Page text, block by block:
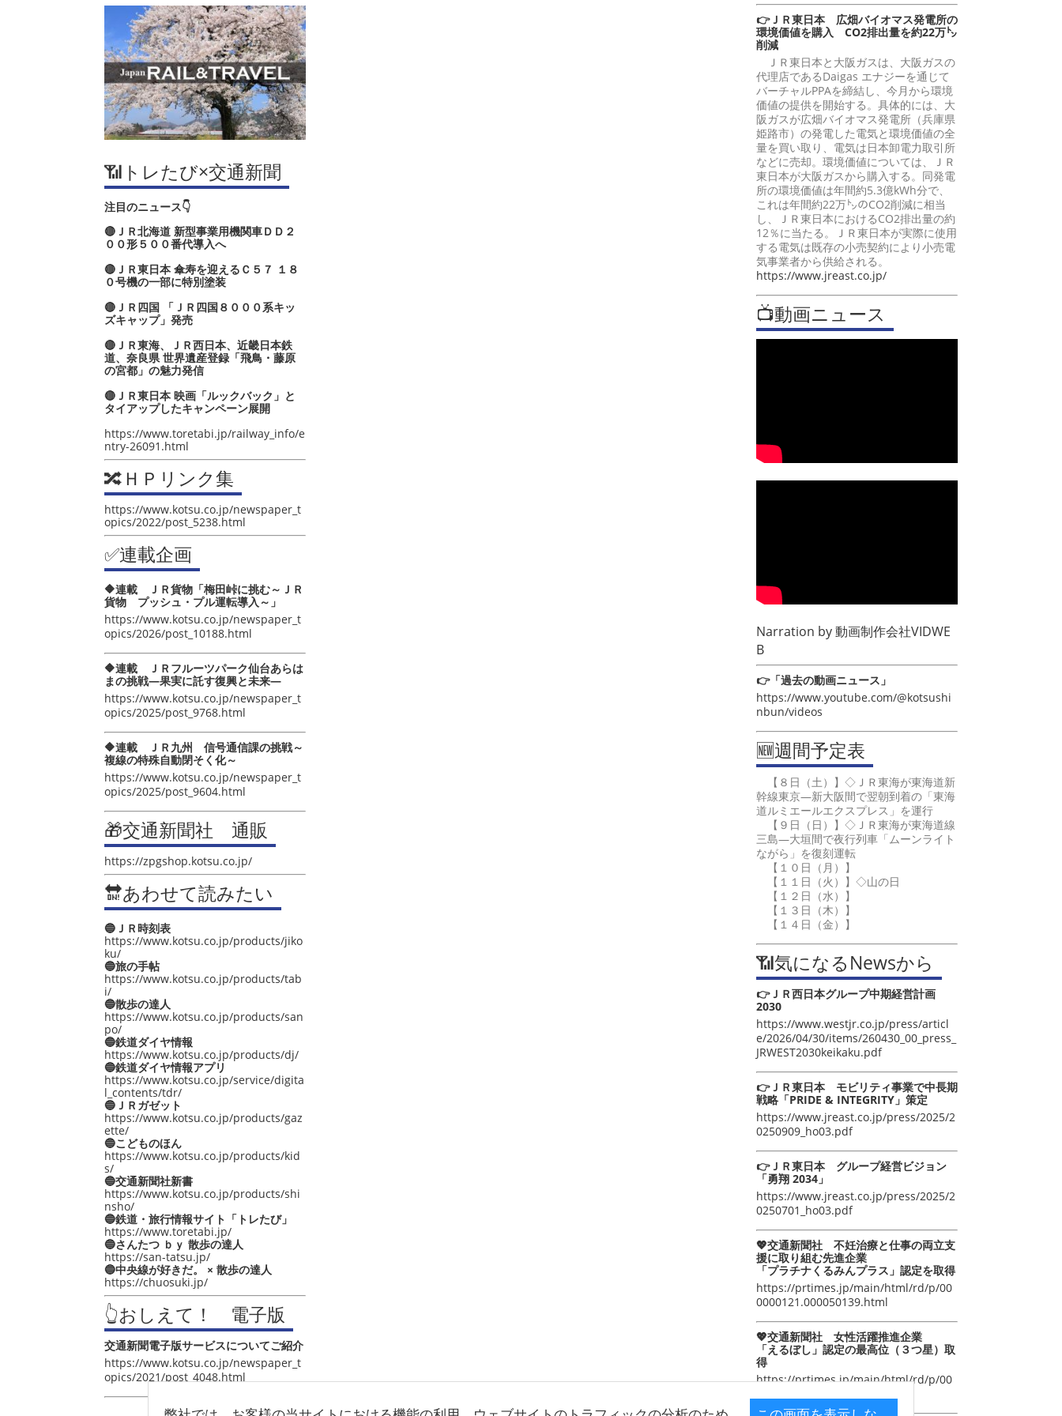
📶トレたび×交通新聞
注目のニュース👇
🔴ＪＲ北海道 新型事業用機関車ＤＤ２
００形５００番代導入へ
🔴ＪＲ東日本 傘寿を迎えるＣ５７ １８
０号機の一部に特別塗装
🔴ＪＲ四国 「ＪＲ四国８０００系キッ
ズキャップ」発売
🔴ＪＲ東海、ＪＲ西日本、近畿日本鉄
道、奈良県 世界遺産登録「飛鳥・藤原
の宮都」の魅力発信
🔴ＪＲ東日本 映画「ルックバック」と
タイアップしたキャンペーン展開
https://www.toretabi.jp/railway_info/e
ntry-26091.html
🔀ＨＰリンク集
https://www.kotsu.co.jp/newspaper_t
opics/2022/post_5238.html
✅連載企画
🔶連載 ＪＲ貨物「梅田峠に挑む～ＪＲ
貨物 プッシュ・プル運転導入～」
https://www.kotsu.co.jp/newspaper_t
opics/2026/post_10188.html
🔶連載 ＪＲフルーツパーク仙台あらは
まの挑戦―果実に託す復興と未来―
https://www.kotsu.co.jp/newspaper_t
opics/2025/post_9768.html
🔶連載 ＪＲ九州 信号通信課の挑戦～
複線の特殊自動閉そく化～
https://www.kotsu.co.jp/newspaper_t
opics/2025/post_9604.html
🎁交通新聞社 通販
https://zpgshop.kotsu.co.jp/
🔛あわせて読みたい
🔵ＪＲ時刻表
https://www.kotsu.co.jp/products/jiko
ku/
🔵旅の手帖
https://www.kotsu.co.jp/products/tab
i/
🔵散歩の達人
https://www.kotsu.co.jp/products/san
po/
🔵鉄道ダイヤ情報
https://www.kotsu.co.jp/products/dj/
🔵鉄道ダイヤ情報アプリ
https://www.kotsu.co.jp/service/digita
l_contents/tdr/
🔵ＪＲガゼット
https://www.kotsu.co.jp/products/gaz
ette/
🔵こどものほん
https://www.kotsu.co.jp/products/kid
s/
🔵交通新聞社新書
https://www.kotsu.co.jp/products/shi
nsho/
🔵鉄道・旅行情報サイト「トレたび」
https://www.toretabi.jp/
🔵さんたつ ｂｙ 散歩の達人
https://san-tatsu.jp/
🔵中央線が好きだ。 × 散歩の達人
https://chuosuki.jp/
👆おしえて！ 電子版
交通新聞電子版サービスについてご紹介
https://www.kotsu.co.jp/newspaper_t
opics/2021/post_4048.html
👉ＪＲ東日本 広畑バイオマス発電所の
環境価値を購入 CO2排出量を約22万㌧
削減
ＪＲ東日本と大阪ガスは、大阪ガスの
代理店であるDaigas エナジーを通じて
バーチャルPPAを締結し、今月から環境
価値の提供を開始する。具体的には、大
阪ガスが広畑バイオマス発電所（兵庫県
姫路市）の発電した電気と環境価値の全
量を買い取り、電気は日本卸電力取引所
などに売却。環境価値については、ＪＲ
東日本が大阪ガスから購入する。同発電
所の環境価値は年間約5.3億kWh分で、
これは年間約22万㌧のCO2削減に相当
し、ＪＲ東日本におけるCO2排出量の約
12％に当たる。ＪＲ東日本が実際に使用
する電気は既存の小売契約により小売電
気事業者から供給される。
https://www.jreast.co.jp/
📺動画ニュース
Narration by動画制作会社VIDWE
B
👉「過去の動画ニュース」
https://www.youtube.com/@kotsushi
nbun/videos
🆕週間予定表
【８日（土）】◇ＪＲ東海が東海道新
幹線東京―新大阪間で翌朝到着の「東海
道ルミエールエクスプレス」を運行
【９日（日）】◇ＪＲ東海が東海道線
三島―大垣間で夜行列車「ムーンライト
ながら」を復刻運転
【１０日（月）】
【１１日（火）】◇山の日
【１２日（水）】
【１３日（木）】
【１４日（金）】
📶気になるNewsから
👉ＪＲ西日本グループ中期経営計画
2030
https://www.westjr.co.jp/press/articl
e/2026/04/30/items/260430_00_press_
JRWEST2030keikaku.pdf
👉ＪＲ東日本 モビリティ事業で中長期
戦略「PRIDE & INTEGRITY」策定
https://www.jreast.co.jp/press/2025/2
0250909_ho03.pdf
👉ＪＲ東日本 グループ経営ビジョン
「勇翔 2034」
https://www.jreast.co.jp/press/2025/2
0250701_ho03.pdf
💖交通新聞社 不妊治療と仕事の両立支
援に取り組む先進企業
「プラチナくるみんプラス」認定を取得
https://prtimes.jp/main/html/rd/p/00
0000121.000050139.html
💖交通新聞社 女性活躍推進企業
「えるぼし」認定の最高位（３つ星）取
得
https://prtimes.jp/main/html/rd/p/00